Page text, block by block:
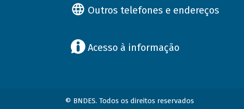
Outros telefones e endereços
Acesso à informação
© BNDES. Todos os direitos reservados